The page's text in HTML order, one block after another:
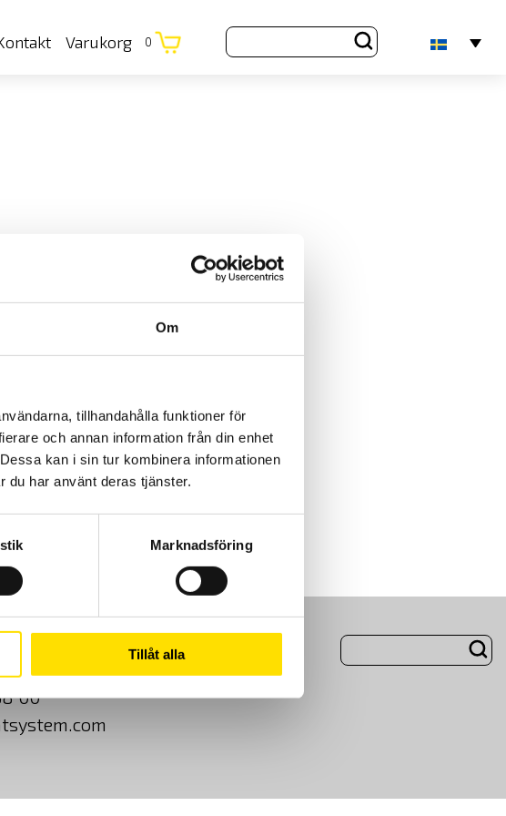
Om
tillhandahålla funktioner för
och annan information från din enhet
kan i sin tur kombinera informationen
du har använt deras tjänster.
Marknadsföring
Tillåt alla
Varukorg 0
00